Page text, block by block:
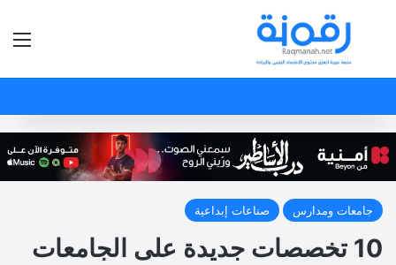
بحث عن
جامعات ومدارس صناعات إبداعية
10 تخصصات جديدة على الجامعات